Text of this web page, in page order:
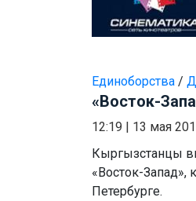
Единоборства /
«Восток-
12:19
13 мая
Кыргызстанцы
«Восток-Запад»,
Петербурге.